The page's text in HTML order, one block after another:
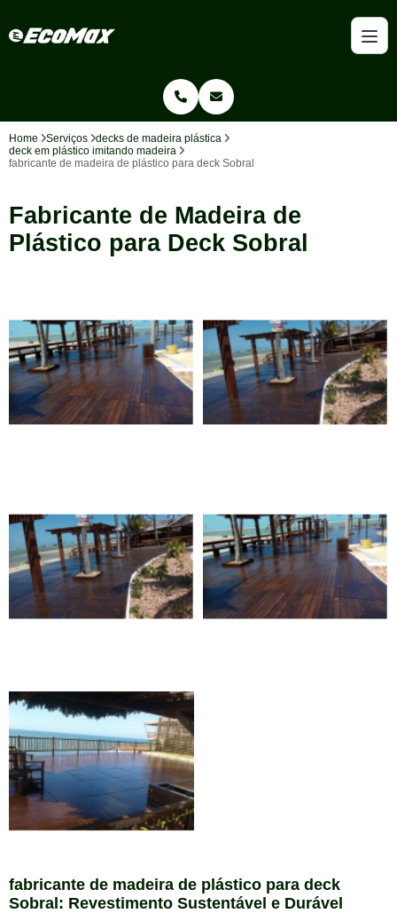
Home Serviços
decks de madeira plástica
deck em plástico imitando madeira
fabricante de madeira de plástico para deck Sobral
Fabricante de Madeira de
Plástico para Deck Sobral
fabricante de madeira de plástico para deck
Sobral: Revestimento Sustentável e Durável